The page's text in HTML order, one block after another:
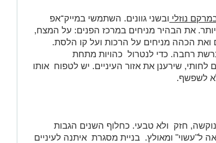
נוזלי ובשני גוונים. השתמשי במייק־אפ
יותר. את הבהיר מניחים במרכז הפנים: על המצח,
ואת הכהה מניחים על הרכות ועל קו הלסת.
רחבה. כדי לנטרול כהויות מתחת
שירענן את אזור העיניים. יש לטפוח אותו
לשפשף.
נוקשה, חזק ולא טבעי. כחלוף השנים הגבות
ל"עשוי" ומאולץ. בניית מסגרת איתנה לעיניים